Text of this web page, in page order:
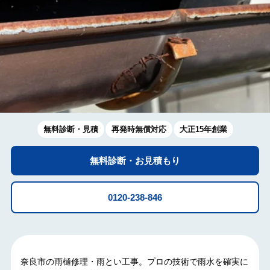
無料診断・見積 再発時無償対応 大正15年創業
無料診断・お見積もり
0120-238-846
奈良市の雨樋修理・雨とい工事。プロの技術で雨水を確実に